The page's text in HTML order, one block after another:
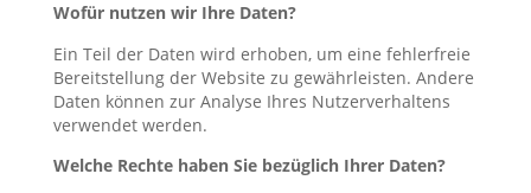
Wofür nutzen wir Ihre Daten?
Ein Teil der Daten wird erhoben, um eine fehlerfreie
Bereitstellung der Website zu gewährleisten. Andere
Daten können zur Analyse Ihres Nutzerverhaltens
verwendet werden.
Welche Rechte haben Sie bezüglich Ihrer Daten?